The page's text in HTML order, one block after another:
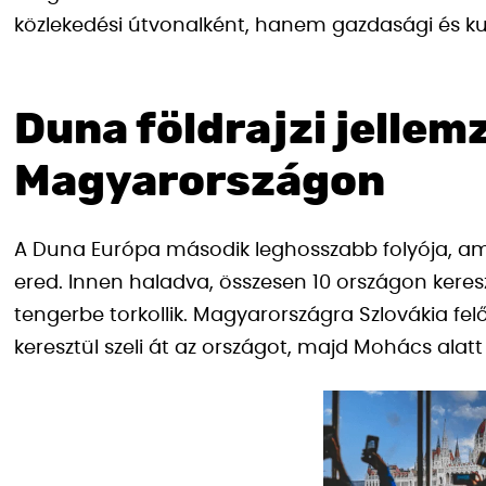
közlekedési útvonalként, hanem gazdasági és
Duna földrajzi
Magyarországon
A Duna Európa második leghosszabb folyója,
ered. Innen haladva, összesen 10 országon
tengerbe torkollik. Magyarországra Szlovákia
keresztül szeli át az országot, majd Mohács